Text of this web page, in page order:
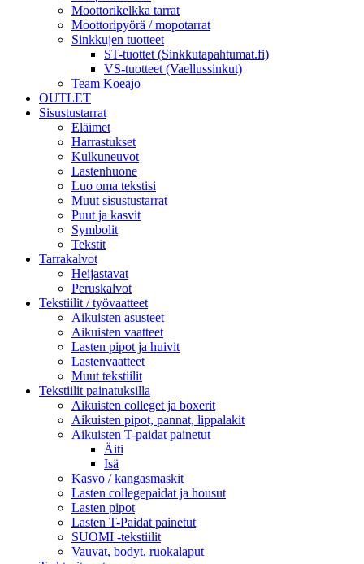
Moottorikelkka tarrat
Moottoripyörä / mopotarrat
Sinkkujen tuotteet
ST-tuottet (Sinkkutapahtumat.fi)
VS-tuotteet (Vaellussinkut)
Team Koeajo
OUTLET
Sisustustarrat
Eläimet
Harrastukset
Kulkuneuvot
Lastenhuone
Luo oma tekstisi
Muut sisustustarrat
Puut ja kasvit
Symbolit
Tekstit
Tarrakalvot
Heijastavat
Peruskalvot
Tekstiilit / työvaatteet
Aikuisten asusteet
Aikuisten vaatteet
Lasten pipot ja huivit
Lastenvaatteet
Muut tekstiilit
Tekstiilit painatuksilla
Aikuisten colleget ja boxerit
Aikuisten pipot, pannat, lippalakit
Aikuisten T-paidat painetut
Äiti
Isä
Kasvo / kangasmaskit
Lasten collegepaidat ja housut
Lasten pipot
Lasten T-Paidat painetut
SUOMI -tekstiilit
Vauvat, bodyt, ruokalaput